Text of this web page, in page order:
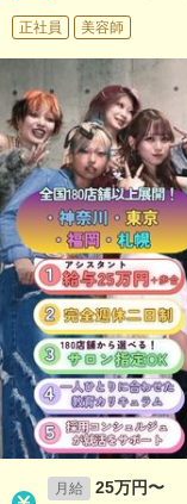
正社員 美容師
月給 25万円〜